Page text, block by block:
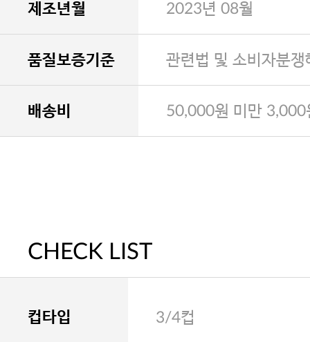
제조년월 2023년 08월
품질보증기준 관련법 및 소비자분
배송비 50,000원 미만 3,000
CHECK LIST
컵타입 3/4컵